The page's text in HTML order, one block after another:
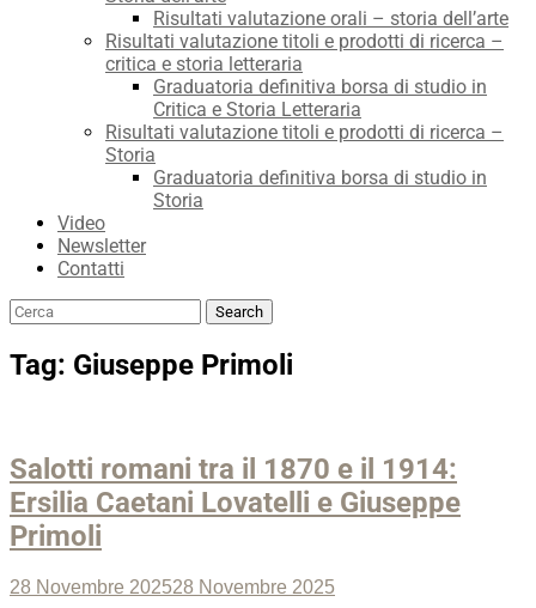
Risultati valutazione orali – storia dell’arte
Risultati valutazione titoli e prodotti di ricerca –
critica e storia letteraria
Graduatoria definitiva borsa di studio in
Critica e Storia Letteraria
Risultati valutazione titoli e prodotti di ricerca –
Storia
Graduatoria definitiva borsa di studio in
Storia
Video
Newsletter
Contatti
Search
Search
Tag: Giuseppe Primoli
Salotti romani tra il 1870 e il 1914:
Ersilia Caetani Lovatelli e Giuseppe
Primoli
Posted
28 Novembre 202528 Novembre 2025